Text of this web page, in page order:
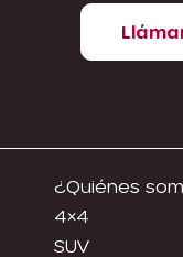
¿Quiénes
4×4
SUV